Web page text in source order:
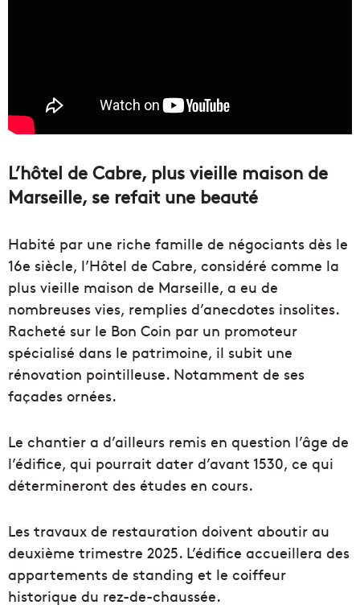
L’hôtel de Cabre, plus vieille maison de
Marseille, se refait une beauté
Habité par une riche famille de négociants dès le
16e siècle, l’Hôtel de Cabre, considéré comme la
plus vieille maison de Marseille, a eu de
nombreuses vies, remplies d’anecdotes insolites.
Racheté sur le Bon Coin par un promoteur
spécialisé dans le patrimoine, il subit une
rénovation pointilleuse. Notamment de ses
façades ornées.
Le chantier a d’ailleurs remis en question l’âge de
l’édifice, qui pourrait dater d’avant 1530, ce qui
détermineront des études en cours.
Les travaux de restauration doivent aboutir au
deuxième trimestre 2025. L’édifice accueillera des
appartements de standing et le coiffeur
historique du rez-de-chaussée.